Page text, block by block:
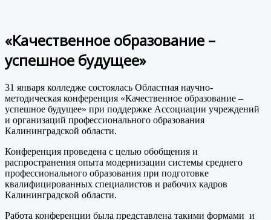
«Качественное образование –
успешное будущее»
31 января колледже состоялась Областная научно-
методическая конференция «Качественное образование –
успешное будущее» при поддержке Ассоциации учреждений
и организаций профессионального образования
Калининградской области.
Конференция проведена с целью обобщения и
распространения опыта модернизации системы среднего
профессионального образования при подготовке
квалифицированных специалистов и рабочих кадров
Калининградской области.
Работа конференции была представлена такими формами и